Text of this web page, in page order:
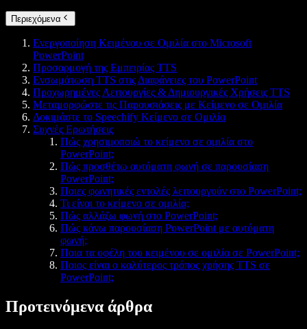
Περιεχόμενα
Ενεργοποίηση Κειμένου σε Ομιλία στο Microsoft
PowerPoint
Προσαρμογή της Εμπειρίας TTS
Ενσωμάτωση TTS στις Διαφάνειες του PowerPoint
Προχωρημένες Λειτουργίες & Δημιουργικές Χρήσεις TTS
Μεταμορφώστε τις Παρουσιάσεις με Κείμενο σε Ομιλία
Δοκιμάστε το Speechify Κείμενο σε Ομιλία
Συχνές Ερωτήσεις
Πώς χρησιμοποιώ το κείμενο σε ομιλία στο
PowerPoint;
Πώς προσθέτω αυτόματη φωνή σε παρουσίαση
PowerPoint;
Ποιες φωνητικές εντολές λειτουργούν στο PowerPoint;
Τι είναι το κείμενο σε ομιλία;
Πώς αλλάζω φωνή στο PowerPoint;
Πώς κάνω παρουσίαση PowerPoint με αυτόματη
φωνή;
Ποια τα οφέλη του κειμένου σε ομιλία σε PowerPoint;
Ποιος είναι ο καλύτερος τρόπος χρήσης TTS σε
PowerPoint;
Προτεινόμενα άρθρα